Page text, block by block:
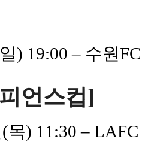
) 19:00 – 수원
언스컵]
목) 11:30 –